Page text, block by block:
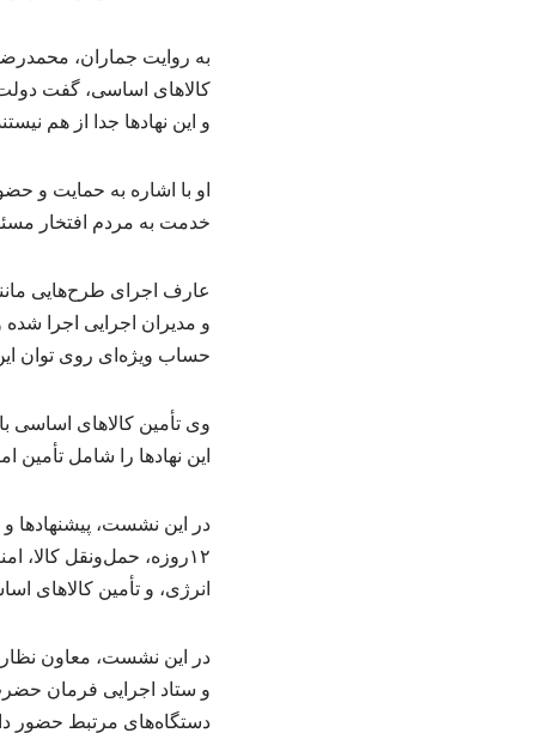
کالاهای اساسی، گفت
و این نهادها جدا از هم
او با اشاره به حمایت و
خدمت به مردم افتخار
عارف اجرای طرح‌هایی
و مدیران اجرایی اجرا شده
حساب ویژه‌ای روی توان این
وی تأمین کالاهای اساسی
این نهادها را شامل
در این نشست، پیشنهادها
۱۲روزه، حمل‌ونقل کالا،
انرژی، و تأمین کالاهای
در این نشست، معاون
و ستاد اجرایی فرمان
دستگاه‌های مرتبط حضور